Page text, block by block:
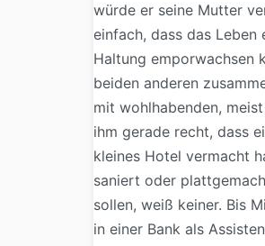
würde er seine Mutter
einfach, dass das
Haltung emporwachsen
beiden anderen
mit wohlhabenden,
ihm gerade recht, dass
kleines Hotel vermacht
saniert oder
sollen, weiß keiner. Bis
in einer Bank als